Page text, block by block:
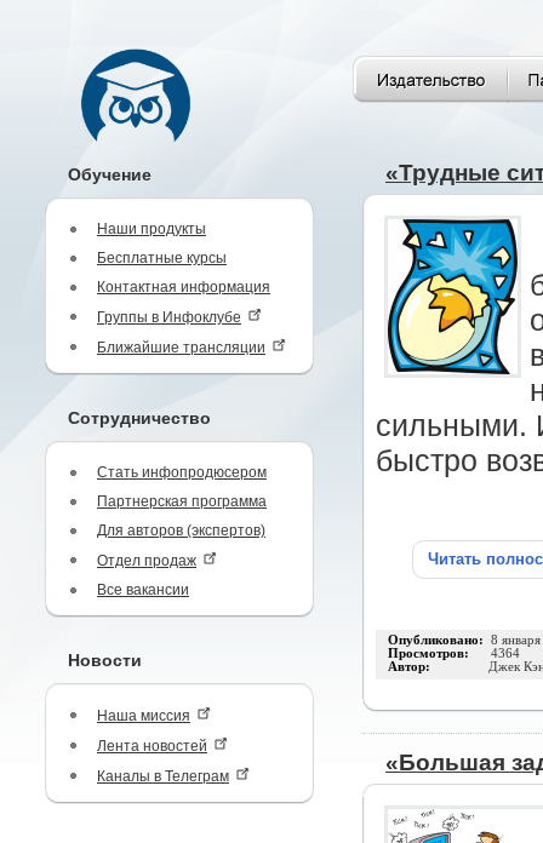
Обучение
Наши продукты
Бесплатные курсы
Контактная информация
Группы в Инфоклубе
Ближайшие трансляции
Сотрудничество
Стать инфопродюсером
Партнерская программа
Для авторов (экспертов)
Отдел продаж
Все вакансии
Новости
Наша миссия
Лента новостей
Каналы в Телеграм
«Трудные
сильными.
быстро
Читать
Опубликовано: 8
Просмотров: 4364
Автор: Джек
«Большая